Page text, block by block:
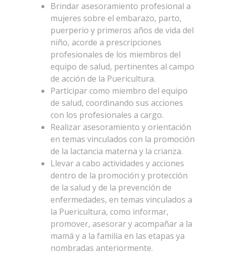
Brindar asesoramiento profesional a
mujeres sobre el embarazo, parto,
puerperio y primeros años de vida del
niño, acorde a prescripciones
profesionales de los miembros del
equipo de salud, pertinentes al campo
de acción de la Puericultura.
Participar como miembro del equipo
de salud, coordinando sus acciones
con los profesionales a cargo.
Realizar asesoramiento y orientación
en temas vinculados con la promoción
de la lactancia materna y la crianza.
Llevar a cabo actividades y acciones
dentro de la promoción y protección
de la salud y de la prevención de
enfermedades, en temas vinculados a
la Puericultura, como informar,
promover, asesorar y acompañar a la
mamá y a la familia en las etapas ya
nombradas anteriormente.